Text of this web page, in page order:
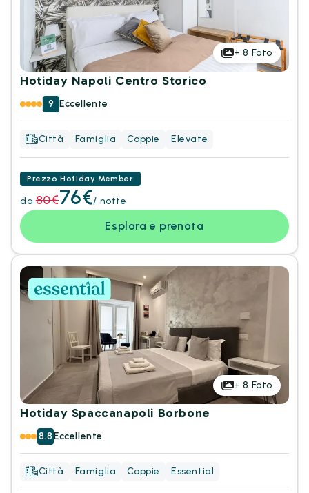
+8 Foto
Hotiday Napoli Centro Storico
9 Eccellente
Città Famiglia Coppie Elevate
Prezzo Hotiday Member
da 80€76€/ notte
Esplora e prenota
+8 Foto
Hotiday Spaccanapoli Borbone
8.8Eccellente
Città Famiglia Coppie Essential